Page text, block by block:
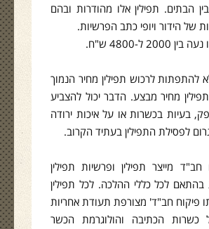
הבתים. תפילין אלו מהודרות ובהם
של הידור ויופי כתב הפרשיות.
ל-4800 ש"ח.
להתפתות לרכוש תפילין מחיר הנמוך
מחיר מבצע. הדבר יכול להצביע
בעיות בכשרות או על איכות ירודה
לפסילת התפילין בעתיד הקרוב.
חב"ד מייצר תפילין ופרשיות תפילין
לכל כללי ההלכה. לכל תפילין
פיקוח חב"ד' מצורפת תעודת אחריות
כשרות הכתיבה והולוגרמת הכשר